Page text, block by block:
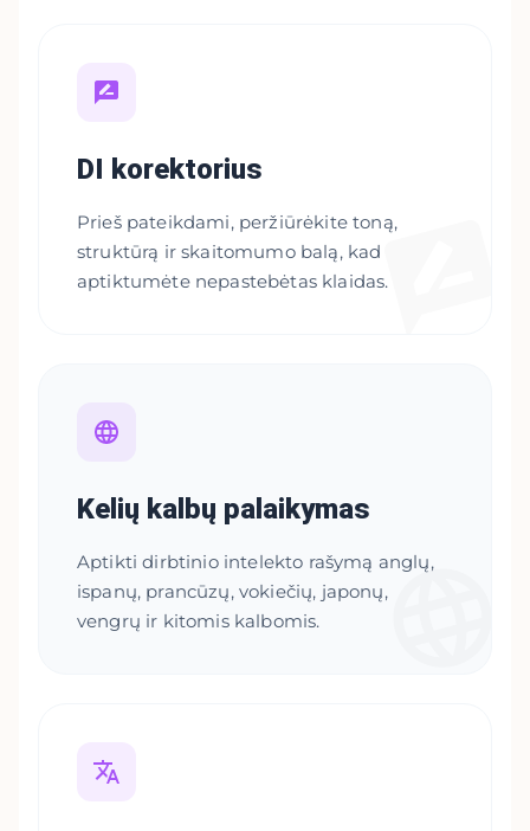
DI korektorius
Prieš pateikdami, peržiūrėkite toną,
struktūrą ir skaitomumo balą, kad
aptiktumėte nepastebėtas klaidas.
Kelių kalbų palaikymas
Aptikti dirbtinio intelekto rašymą anglų,
ispanų, prancūzų, vokiečių, japonų,
vengrų ir kitomis kalbomis.